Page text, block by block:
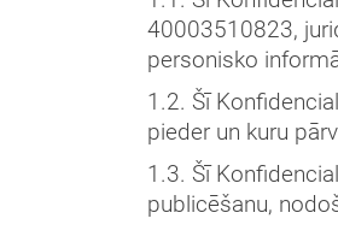
40003510823,
personisko
1.2. Šī
pieder un kuru
1.3. Šī
publicēšanu,